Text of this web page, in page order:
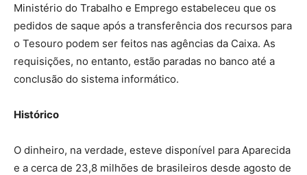
Ministério do Trabalho e Emprego estabeleceu que os
pedidos de saque após a transferência dos recursos para
o Tesouro podem ser feitos nas agências da Caixa. As
requisições, no entanto, estão paradas no banco até a
conclusão do sistema informático.
Histórico
O dinheiro, na verdade, esteve disponível para Aparecida
e a cerca de 23,8 milhões de brasileiros desde agosto de